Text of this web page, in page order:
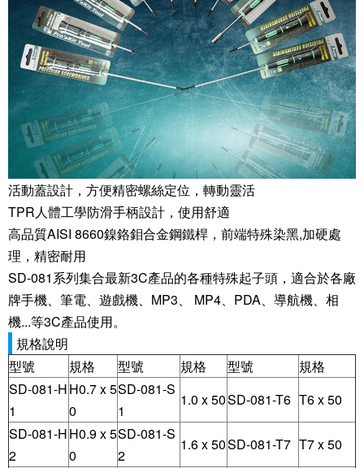
活動蓋設計，方便精密螺絲定位，轉動靈活
TPR人體工學防滑手柄設計，使用舒適
高品質AISI 8660鎳鉻鉬合金鋼鐵桿，前端特殊染黑,加硬處
理，精密耐用
SD-081系列集合最新3C產品的各種特殊起子頭，適合於各廠
牌手機、筆電、遊戲機、MP3、 MP4、PDA、導航機、相
機...等3C產品使用。
規格說明
型號
規格 型號 規格 型號
規格
SD-081-H
1
H0.7 x 5
0
SD-081-S
1
1.0 x 50SD-081-T6 T6 x 50
SD-081-H
2
H0.9 x 5
0
SD-081-S
2
1.6 x 50SD-081-T7 T7 x 50